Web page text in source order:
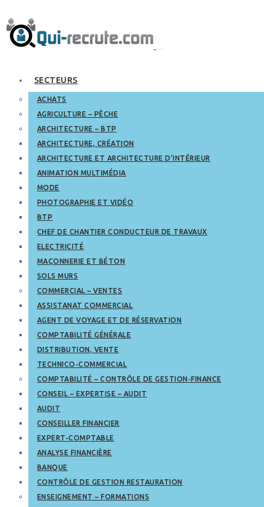
SECTEURS
ACHATS
AGRICULTURE – PÊCHE
ARCHITECTURE – BTP
ARCHITECTURE, CRÉATION
ARCHITECTURE ET ARCHITECTURE D’INTÉRIEUR
ANIMATION MULTIMÉDIA
MODE
PHOTOGRAPHIE ET VIDÉO
BTP
CHEF DE CHANTIER CONDUCTEUR DE TRAVAUX
ELECTRICITÉ
MAÇONNERIE ET BÉTON
SOLS MURS
COMMERCIAL – VENTES
ASSISTANAT COMMERCIAL
AGENT DE VOYAGE ET DE RÉSERVATION
COMPTABILITÉ GÉNÉRALE
DISTRIBUTION, VENTE
TECHNICO-COMMERCIAL
COMPTABILITÉ – CONTRÔLE DE GESTION-FINANCE
CONSEIL – EXPERTISE – AUDIT
AUDIT
CONSEILLER FINANCIER
EXPERT-COMPTABLE
ANALYSE FINANCIÈRE
BANQUE
CONTRÔLE DE GESTION RESTAURATION
ENSEIGNEMENT – FORMATIONS